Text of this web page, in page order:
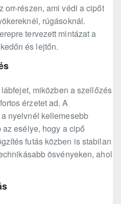
orr-részen, ami védi a cipőt
rúgásoknál.
tervezett mintázat a
és lejtőn.
miközben a szellőzés
érzetet ad. A
nyelvnél kellemesebb
esélye, hogy a cipő
futás közben is stabilan
ösvényeken, ahol